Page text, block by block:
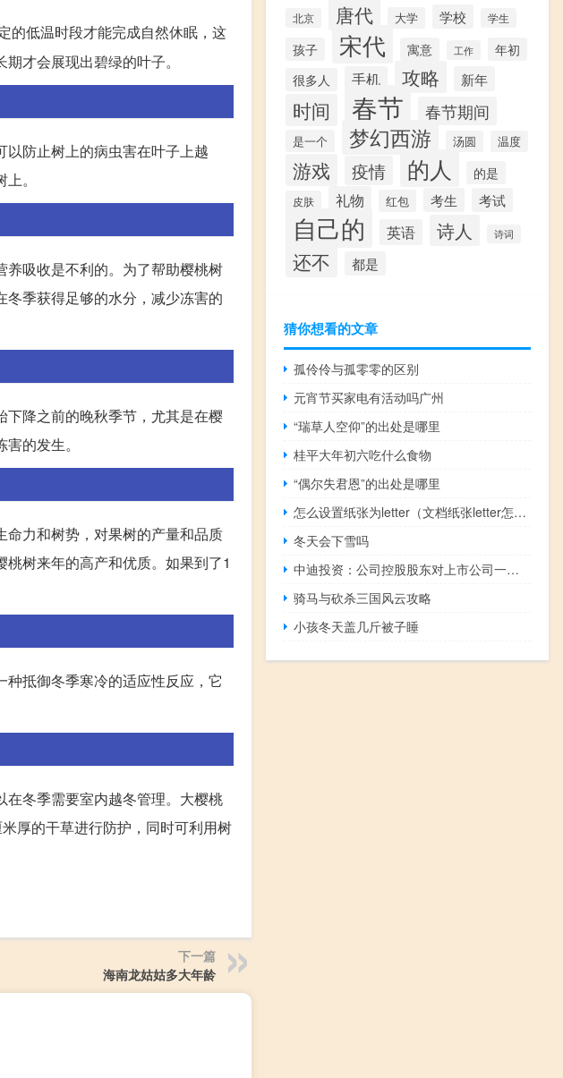
的低温时段才能完成自然休眠，这
才会展现出碧绿的叶子。
防止树上的病虫害在叶子上越
。
吸收是不利的。为了帮助樱桃树
季获得足够的水分，减少冻害的
降之前的晚秋季节，尤其是在樱
的发生。
力和树势，对果树的产量和品质
树来年的高产和优质。如果到了1
抵御冬季寒冷的适应性反应，它
冬季需要室内越冬管理。大樱桃
厚的干草进行防护，同时可利用树
下一篇
海南龙姑姑多大年龄
北京 唐代 大学 学校 学生
孩子 宋代 寓意 工作
年初
很多人
手机 攻略 新年
时间 春节 春节期间
是一个 梦幻西游 汤圆 温度
游戏 疫情 的人 的是
皮肤 礼物 红包 考生 考试
自己的 英语 诗人 诗词
还不 都是
猜你想看的文章
孤伶伶与孤零零的区别
元宵节买家电有活动吗广州
“瑞草人空仰”的出处是哪里
桂平大年初六吃什么食物
“偶尔失君恩”的出处是哪里
怎么设置纸张为letter（文档纸张letter怎么设置）
冬天会下雪吗
中迪投资：公司控股股东对上市公司一直有稳定的资金支持
骑马与砍杀三国风云攻略
小孩冬天盖几斤被子睡